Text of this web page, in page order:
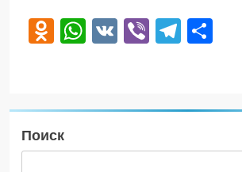
Odnoklassniki
WhatsApp
VK Viber
Поиск